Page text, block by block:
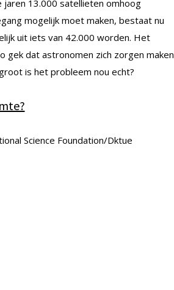
jaren 13.000 satellieten omhoog
mogelijk moet maken, bestaat nu
uit iets van 42.000 worden. Het
gek dat astronomen zich zorgen maken
is het probleem nou echt?
Science Foundation/Dktue